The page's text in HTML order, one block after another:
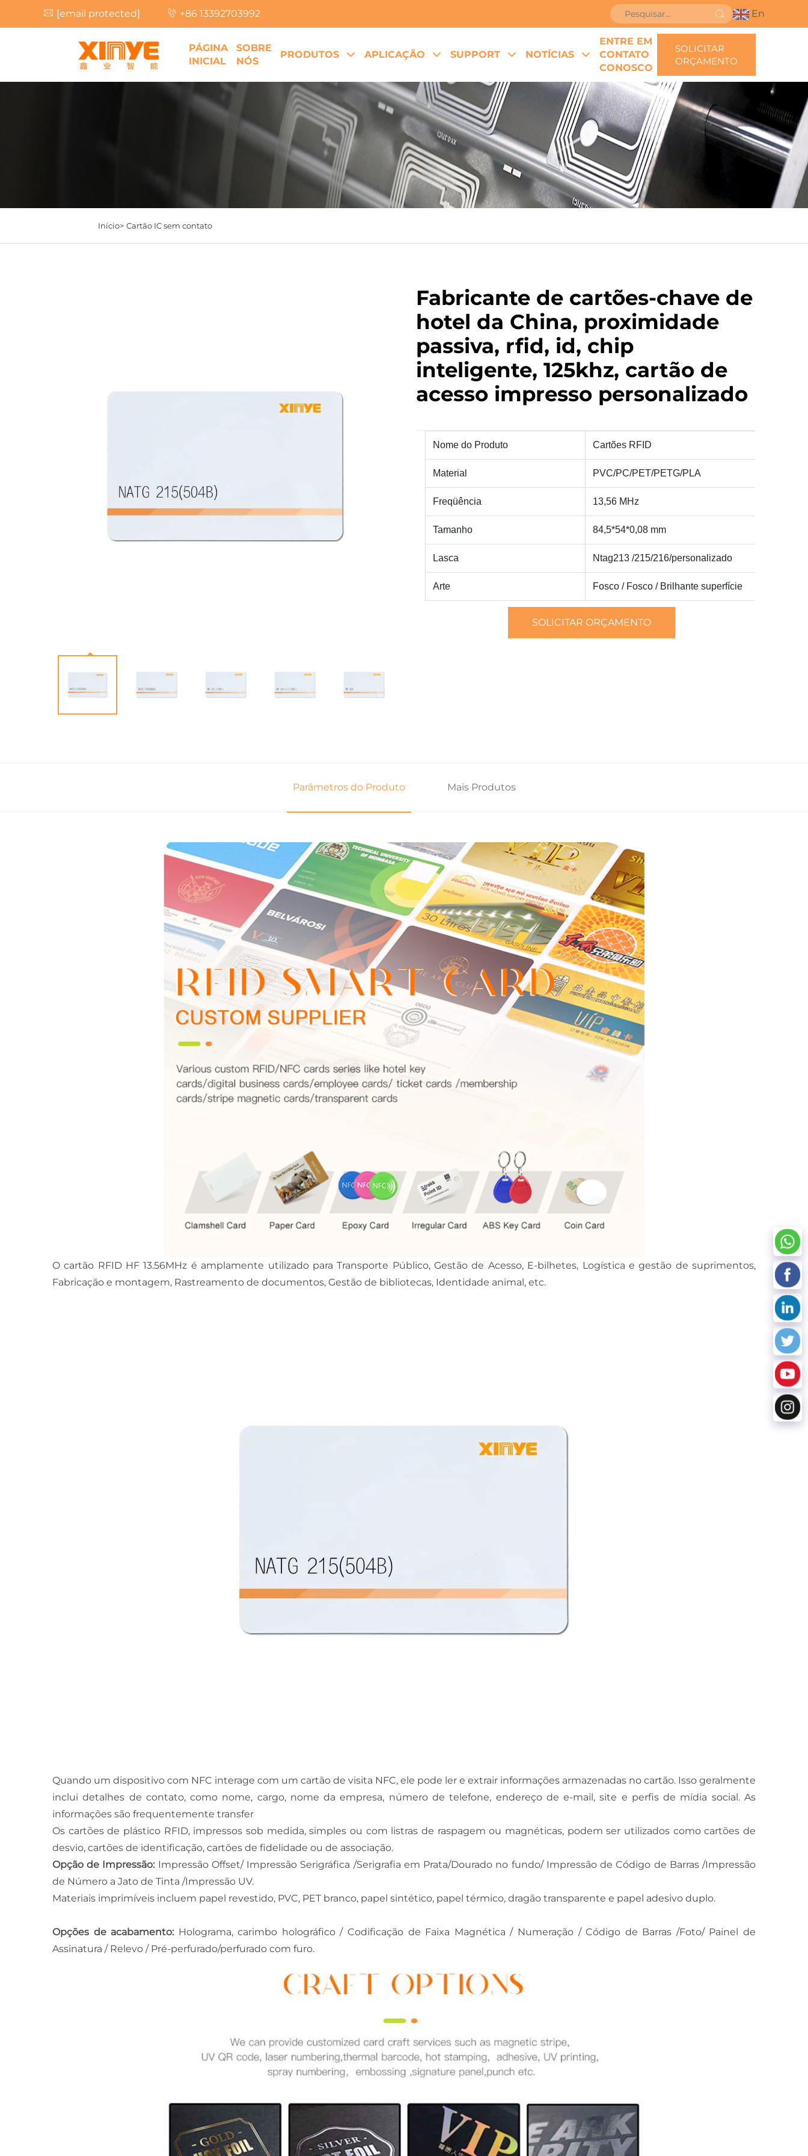
[email protected] +86 13392703992 En
PÁGINA
INICIAL
SOBRE
NÓS
PRODUTOS APLICAÇÃO SUPPORT NOTÍCIAS
ENTRE EM
CONTATO
CONOSCO
SOLICITAR
ORÇAMENTO
Início> Cartão IC sem contato
Fabricante de cartões-chave de
hotel da China, proximidade
passiva, rfid, id, chip
inteligente, 125khz, cartão de
acesso impresso personalizado
Nome do Produto Cartões RFID
Material PVC/PC/PET/PETG/PLA
Freqüência 13,56 MHz
Tamanho 84,5*54*0,08 mm
Lasca Ntag213 /215/216/personalizado
Arte Fosco / Fosco / Brilhantesuperfície
SOLICITAR ORÇAMENTO
Parâmetros do Produto Mais Produtos
O cartão RFID HF 13.56MHz é amplamente utilizado para Transporte Público, Gestão de Acesso, E-bilhetes, Logística e gestão de suprimentos,
Fabricação e montagem, Rastreamento de documentos, Gestão de bibliotecas, Identidade animal, etc.
Quando um dispositivo com NFC interage com um cartão de visita NFC, ele pode ler e extrair informações armazenadas no cartão. Isso geralmente
inclui detalhes de contato, como nome, cargo, nome da empresa, número de telefone, endereço de e-mail, site e perfis de mídia social. As
informações são frequentemente transfer
Os cartões de plástico RFID, impressos sob medida, simples ou com listras de raspagem ou magnéticas, podem ser utilizados como cartões de
desvio, cartões de identificação, cartões de fidelidade ou de associação.
Opção de Impressão: Impressão Offset/ Impressão Serigráfica /Serigrafia em Prata/Dourado no fundo/ Impressão de Código de Barras /Impressão
de Número a Jato de Tinta /Impressão UV.
Materiais imprimíveis incluem papel revestido, PVC, PET branco, papel sintético, papel térmico, dragão transparente e papel adesivo duplo.
Opções de acabamento: Holograma, carimbo holográfico / Codificação de Faixa Magnética / Numeração / Código de Barras /Foto/ Painel de
Assinatura / Relevo / Pré-perfurado/perfurado com furo.